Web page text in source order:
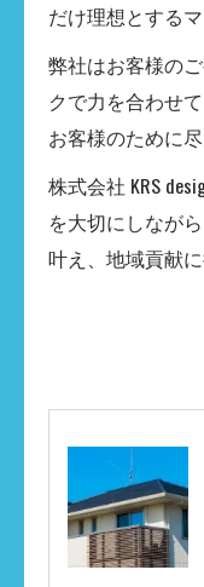
だけ理想とする
弊社はお客様の
クで力を合わせ
お客様のために
株式会社 KRS
を大切にしなが
叶え、地域貢献